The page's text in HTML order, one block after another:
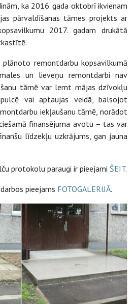
ka 2016. gada oktobrī ikvienam
pārvaldīšanas tāmes projekts ar
2017. gadam drukātā
plānoto remontdarbu kopsavilkumā
un lieveņu remontdarbi nav
tāmē var lemt mājas dzīvokļu
vai aptaujas veidā, balsojot
iekļaušanu tāmē, norādot
finansējuma avotu – tas var
līdzekļu uzkrājums, gan jauna
protokolu paraugi ir pieejami ŠEIT.
pieejams FOTOGALERIJĀ.